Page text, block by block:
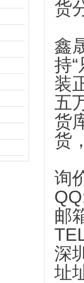
货
鑫
持
装
五
货
货
询
邮
深
址